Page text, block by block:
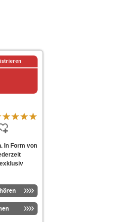
In Form von